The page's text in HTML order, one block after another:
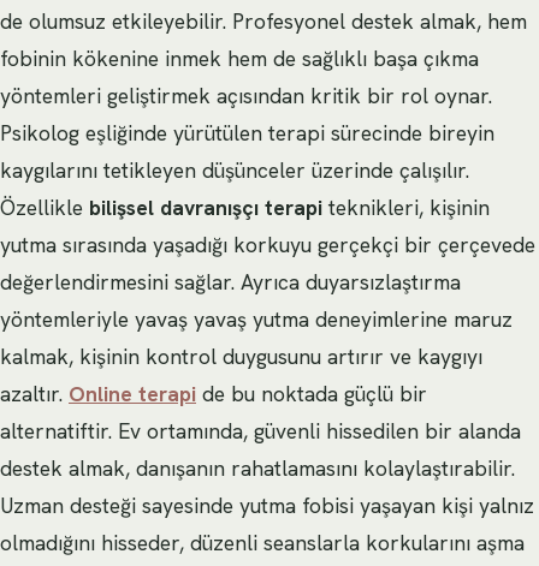
de olumsuz etkileyebilir. Profesyonel destek almak, hem
fobinin kökenine inmek hem de sağlıklı başa çıkma
yöntemleri geliştirmek açısından kritik bir rol oynar.
Psikolog eşliğinde yürütülen terapi sürecinde bireyin
kaygılarını tetikleyen düşünceler üzerinde çalışılır.
Özellikle bilişsel davranışçı terapi teknikleri, kişinin
yutma sırasında yaşadığı korkuyu gerçekçi bir çerçevede
değerlendirmesini sağlar. Ayrıca duyarsızlaştırma
yöntemleriyle yavaş yavaş yutma deneyimlerine maruz
kalmak, kişinin kontrol duygusunu artırır ve kaygıyı
azaltır. Online terapi de bu noktada güçlü bir
alternatiftir. Ev ortamında, güvenli hissedilen bir alanda
destek almak, danışanın rahatlamasını kolaylaştırabilir.
Uzman desteği sayesinde yutma fobisi yaşayan kişi yalnız
olmadığını hisseder, düzenli seanslarla korkularını aşma